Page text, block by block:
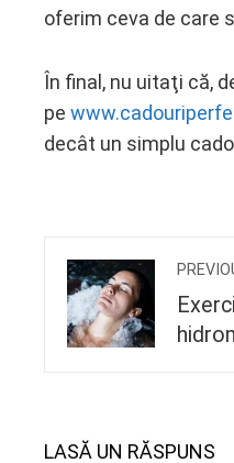
oferim ceva de care
În final, nu uitaţi că,
pe
decât un simplu
LASĂ UN RĂSPUNS